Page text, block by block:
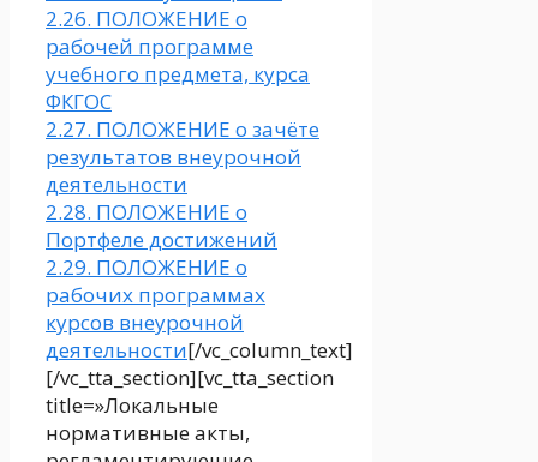
2.26. ПОЛОЖЕНИЕ о
рабочей программе
учебного предмета, курса
ФКГОС
2.27. ПОЛОЖЕНИЕ о зачёте
результатов внеурочной
деятельности
2.28. ПОЛОЖЕНИЕ о
Портфеле достижений
2.29. ПОЛОЖЕНИЕ о
рабочих программах
курсов внеурочной
деятельности[/vc_column_text]
[/vc_tta_section][vc_tta_section
title=»Локальные
нормативные акты,